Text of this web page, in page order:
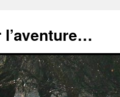
l’aventure…